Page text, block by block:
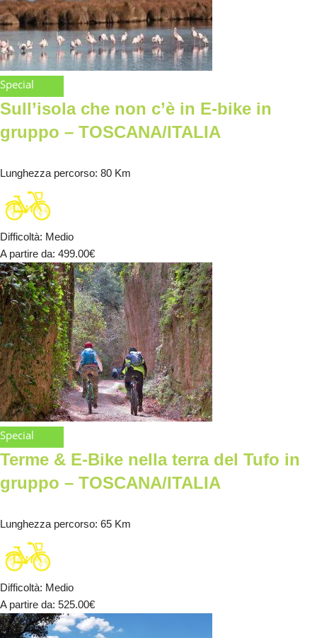
Special
Sull’isola che non c’è in E-bike in
gruppo – TOSCANA/ITALIA
Lunghezza percorso: 80 Km
Difficoltà: Medio
A partire da: 499.00€
Special
Terme & E-Bike nella terra del Tufo in
gruppo – TOSCANA/ITALIA
Lunghezza percorso: 65 Km
Difficoltà: Medio
A partire da: 525.00€